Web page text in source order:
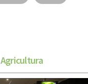
Agricultura